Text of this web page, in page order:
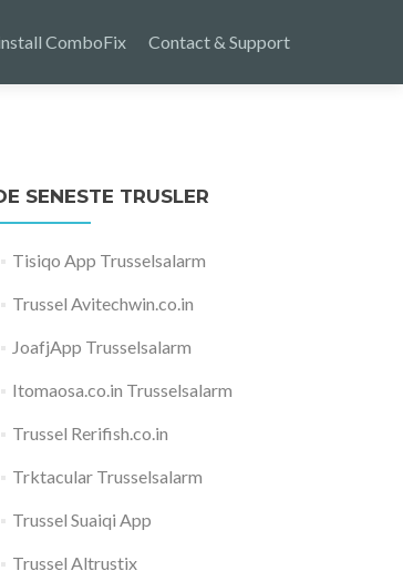
ComboFix Contact & Support
SENESTE TRUSLER
Tisiqo App Trusselsalarm
Trussel Avitechwin.co.in
JoafjApp Trusselsalarm
Itomaosa.co.in Trusselsalarm
Trussel Rerifish.co.in
Trktacular Trusselsalarm
Trussel Suaiqi App
Trussel Altrustix